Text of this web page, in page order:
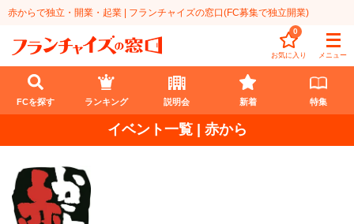
赤からで独立・開業・起業 | フランチャイズの窓口(FC募集で独立開業)
お気に入り
0
メニュー
FCを探す
業種
代理店業
開業資金
FCを探す ランキング 説明会 新着 特集
イベント一覧 | 赤から